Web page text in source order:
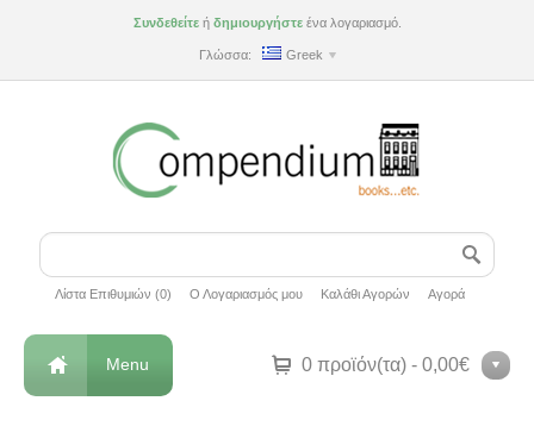
Συνδεθείτεή δημιουργήστεένα λογαριασμό.
Γλώσσα: Greek
Λίστα Επιθυμιών (0) Ο Λογαριασμός μου Καλάθι Αγορών Αγορά
0 προϊόν(τα) - 0,00€
Menu